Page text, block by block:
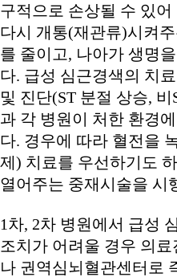
구적으로 손상될 수 있
다시 개통(재관류)시켜
를 줄이고, 나아가 생명
다. 급성 심근경색의 치
및 진단(ST 분절 상승,
과 각 병원이 처한 환경
다. 경우에 따라 혈전을
제) 치료를 우선하기도
열어주는 중재시술을 시
1차, 2차 병원에서 급성
조치가 어려울 경우 의료
나 권역심뇌혈관센터로